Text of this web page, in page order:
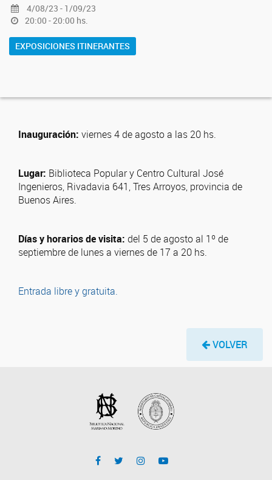
4/08/23 - 1/09/23
20:00 - 20:00 hs.
EXPOSICIONES ITINERANTES
Inauguración: viernes 4 de agosto a las 20 hs.
Lugar: Biblioteca Popular y Centro Cultural José
Ingenieros, Rivadavia 641, Tres Arroyos, provincia de
Buenos Aires.
Días y horarios de visita: del 5 de agosto al 1º de
septiembre de lunes a viernes de 17 a 20 hs.
Entrada libre y gratuita.
VOLVER